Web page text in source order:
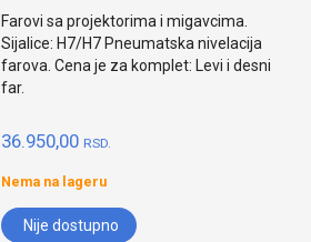
Farovi sa projektorima i migavcima.
Sijalice: H7/H7 Pneumatska nivelacija
farova. Cena je za komplet: Levi i desni
far.
36.950,00 RSD.
Nema na lageru
Nije dostupno